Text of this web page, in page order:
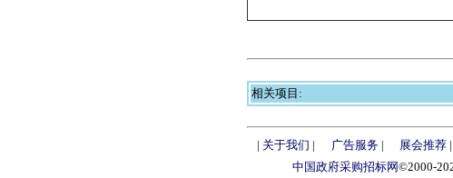
相关项目:
| 关于我们 | 广告服务| 展会推荐|
中国政府采购招标网©2000-